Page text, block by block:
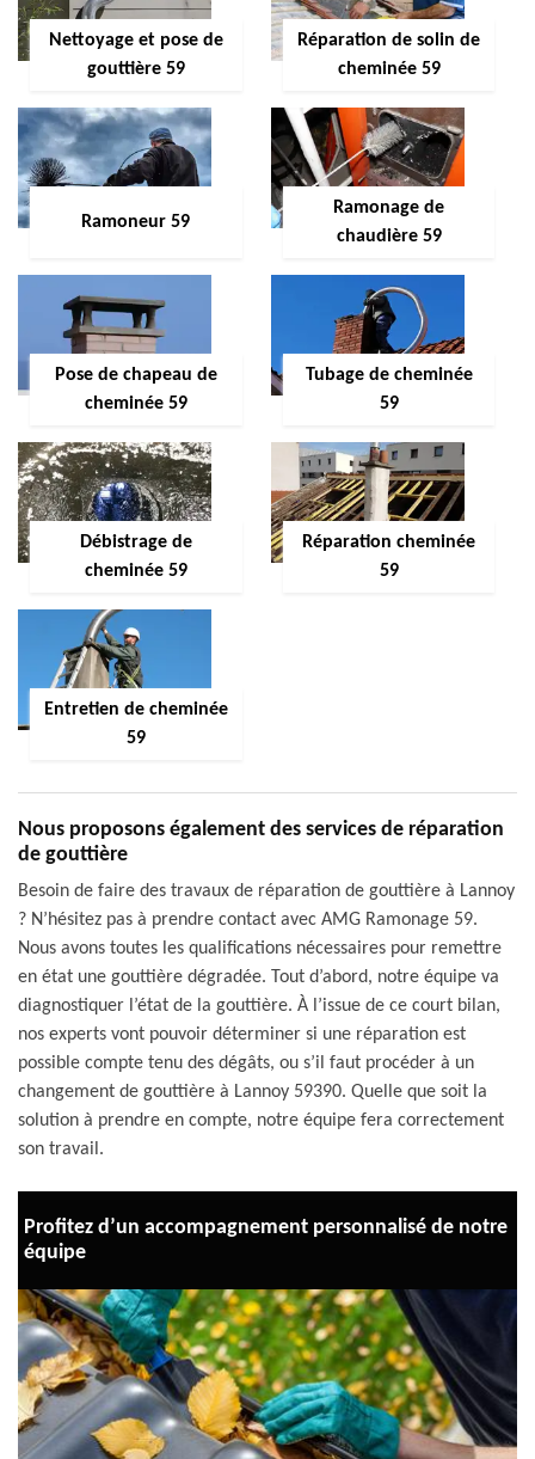
Nettoyage et pose de
gouttière 59
Réparation de solin de
cheminée 59
Ramoneur 59
Ramonage de
chaudière 59
Pose de chapeau de
cheminée 59
Tubage de cheminée
59
Débistrage de
cheminée 59
Réparation cheminée
59
Entretien de cheminée
59
Nous proposons également des services de réparation
de gouttière
Besoin de faire des travaux de réparation de gouttière à Lannoy
? N’hésitez pas à prendre contact avec AMG Ramonage 59.
Nous avons toutes les qualifications nécessaires pour remettre
en état une gouttière dégradée. Tout d’abord, notre équipe va
diagnostiquer l’état de la gouttière. À l’issue de ce court bilan,
nos experts vont pouvoir déterminer si une réparation est
possible compte tenu des dégâts, ou s’il faut procéder à un
changement de gouttière à Lannoy 59390. Quelle que soit la
solution à prendre en compte, notre équipe fera correctement
son travail.
Profitez d’un accompagnement personnalisé de notre
équipe